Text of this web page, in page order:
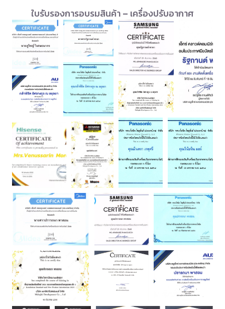
ใบรับรองการอบรมสินค้า – เครื่องปรับอากาศ